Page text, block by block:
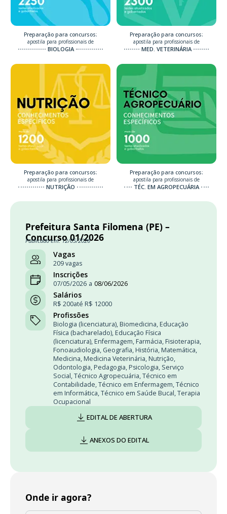
Preparação para concursos:
apostila para profissionais de
BIOLOGIA
Preparação para concursos:
apostila para profissionais de
MED. VETERINÁRIA
Preparação para concursos:
apostila para profissionais de
NUTRIÇÃO
Preparação para concursos:
apostila para profissionais de
TÉC. EM AGROPECUÁRIA
Prefeitura Santa Filomena (PE) –
Concurso 01/2026
Publicado em: 12/05/2026
Vagas
209 vagas
Inscrições
07/05/2026 a 08/06/2026
Salários
R$ 200até R$ 12000
Profissões
Biologia (licenciatura), Biomedicina, Educação
Física (bacharelado), Educação Física
(licenciatura), Enfermagem, Farmácia, Fisioterapia,
Fonoaudiologia, Geografia, História, Matemática,
Medicina, Medicina Veterinária, Nutrição,
Odontologia, Pedagogia, Psicologia, Serviço
Social,Técnico Agropecuária,Técnico em
Contabilidade,Técnico em Enfermagem,Técnico
em Informática,Técnico em Saúde Bucal,Terapia
Ocupacional
EDITAL DE ABERTURA
ANEXOS DO EDITAL
Onde ir agora?